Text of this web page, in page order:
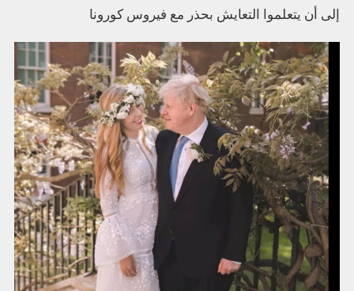
إلى أن يتعلموا التعايش بحذر مع فيروس كورونا